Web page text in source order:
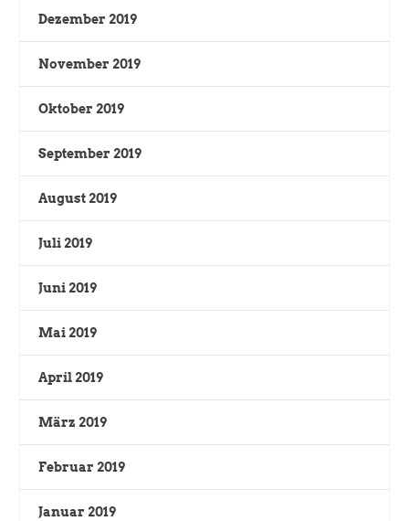
Dezember 2019
November 2019
Oktober 2019
September 2019
August 2019
Juli 2019
Juni 2019
Mai 2019
April 2019
März 2019
Februar 2019
Januar 2019